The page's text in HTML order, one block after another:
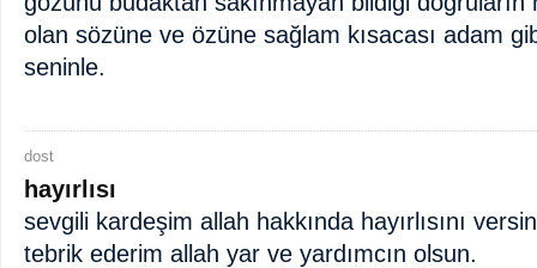
olan sözüne ve özüne sağlam kısacası adam
seninle.
dost
hayırlısı
sevgili kardeşim allah hakkında hayırlısını
tebrik ederim allah yar ve yardımcın olsun.